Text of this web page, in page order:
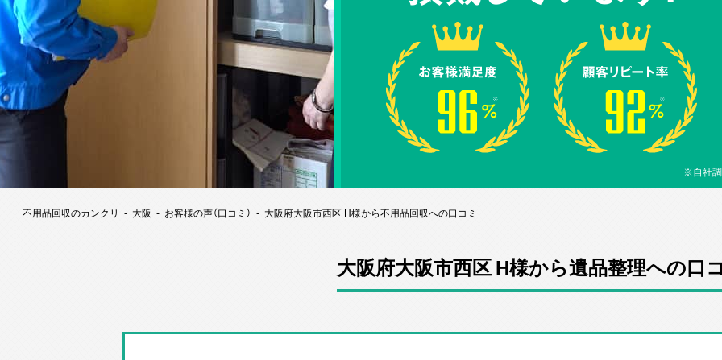
※自社
不用品回収のカンクリ 大阪 お客様の声（口コミ） 大阪府大阪市西区 H様から不用品回収への口コミ
大阪府大阪市西区 H様から遺品整理への口